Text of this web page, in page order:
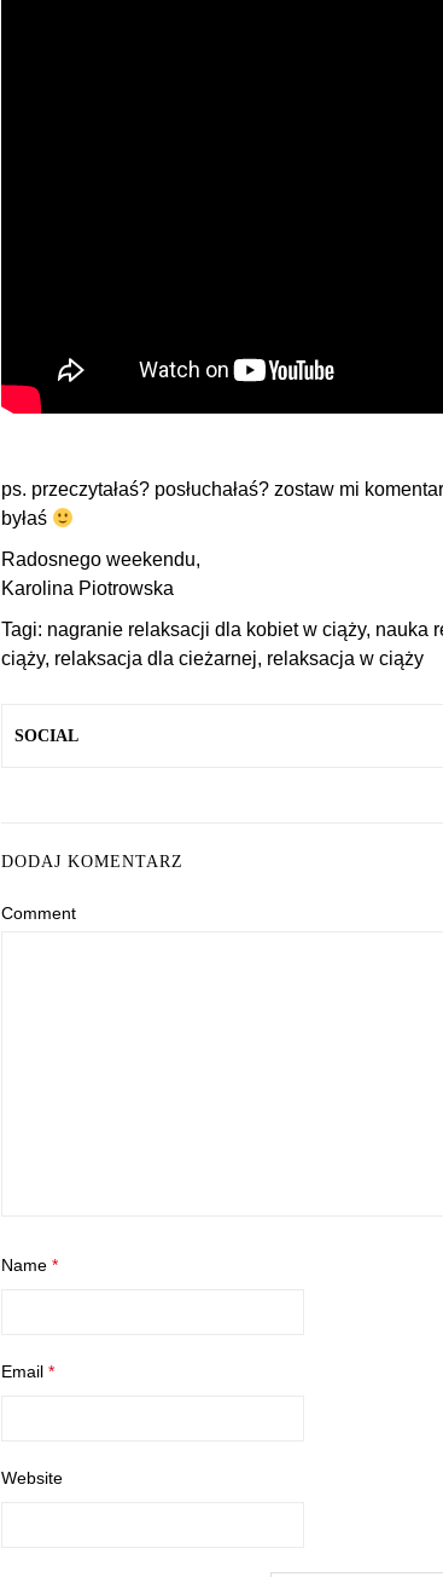
ps. przeczytałaś? posłuchałaś? zostaw mi
byłaś
Radosnego weekendu,
Karolina Piotrowska
Tagi: nagranie relaksacji dla kobiet w ciąży, nauka
ciąży, relaksacja dla cieżarnej, relaksacja w ciąży
SOCIAL
DODAJ KOMENTARZ
Comment
Name *
Email *
Website